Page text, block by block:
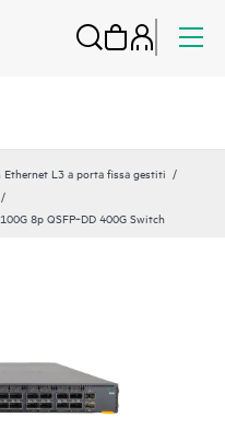
Ethernet L3 a porta fissa gestiti
8p QSFP‑DD 400G Switch